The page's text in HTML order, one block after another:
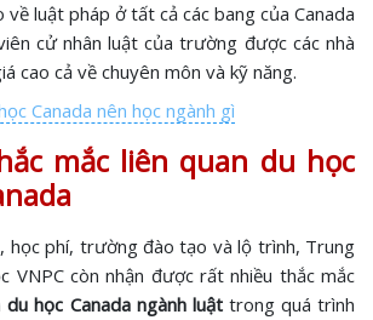
luật pháp ở tất cả các bang của Canada
cử nhân luật của trường được các nhà
cao cả về chuyên môn và kỹ năng.
Canada nên học ngành gì
mắc liên quan du học
học phí, trường đào tạo và lộ trình, Trung
VNPC còn nhận được rất nhiều thắc mắc
du học Canada ngành luậttrong quá trình